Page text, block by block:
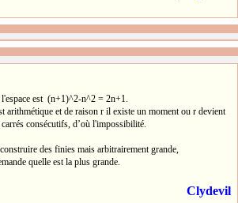
est (n+1)^2-n^2 = 2n+1.
arithmétique et de raison r il existe un moment ou r devient
consécutifs, d’où l'impossibilité.
des finies mais arbitrairement grande,
quelle est la plus grande.
Clydevil